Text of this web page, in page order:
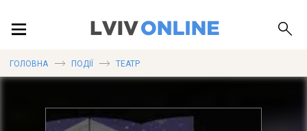
ГОЛОВНА ПОДІЇ ТЕАТР